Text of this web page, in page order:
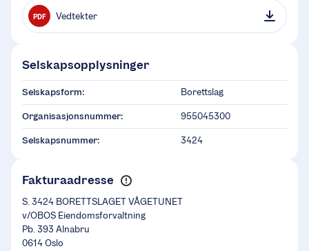
PDF Vedtekter
Selskapsopplysninger
Selskapsform: Borettslag
Organisasjonsnummer: 955045300
Selskapsnummer: 3424
Fakturaadresse
S. 3424 BORETTSLAGET VÅGETUNET
v/OBOS Eiendomsforvaltning
Pb. 393 Alnabru
0614 Oslo